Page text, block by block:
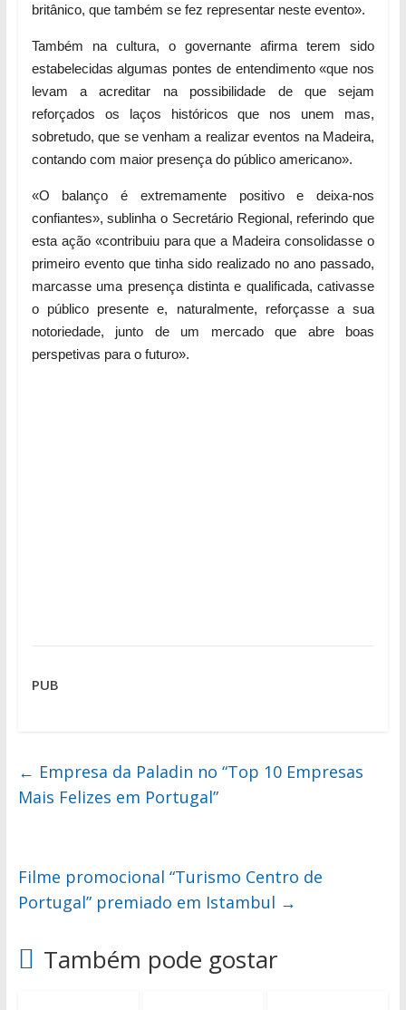
britânico, que também se fez representar neste evento».
Também na cultura, o governante afirma terem sido
estabelecidas algumas pontes de entendimento «que nos
levam a acreditar na possibilidade de que sejam
reforçados os laços históricos que nos unem mas,
sobretudo, que se venham a realizar eventos na Madeira,
contando com maior presença do público americano».
«O balanço é extremamente positivo e deixa-nos
confiantes», sublinha o Secretário Regional, referindo que
esta ação «contribuiu para que a Madeira consolidasse o
primeiro evento que tinha sido realizado no ano passado,
marcasse uma presença distinta e qualificada, cativasse
o público presente e, naturalmente, reforçasse a sua
notoriedade, junto de um mercado que abre boas
perspetivas para o futuro».
PUB
← Empresa da Paladin no “Top 10 Empresas
Mais Felizes em Portugal”
Filme promocional “Turismo Centro de
Portugal” premiado em Istambul →
Também pode gostar